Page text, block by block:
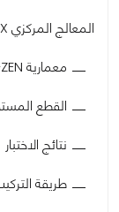
المعالج المركزي AMD Ryzen 7 2700X
معمارية ZEN+ ضد معمارية Coffee Lake
القطع
نتائج الاختبار
طريقة